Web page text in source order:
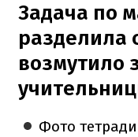
Задача по
разделила
возмутило
Фото